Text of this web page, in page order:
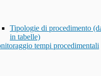
Tipologie di procedimento
in tabelle)
tempi procedimentali